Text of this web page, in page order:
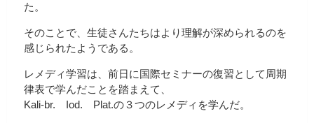
た。
そのことで、生徒さんたちはより理解が深められるのを
感じられたようである。
レメディ学習は、前日に国際セミナーの復習として周期
律表で学んだことを踏まえて、
Kali-br. Iod. Plat.の３つのレメディを学んだ。